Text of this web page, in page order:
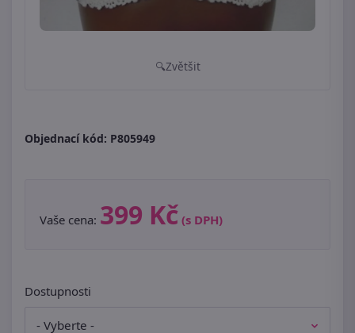
Zvětšit
Objednací kód: P805949
Vaše cena: 399 Kč (s DPH)
Dostupnosti